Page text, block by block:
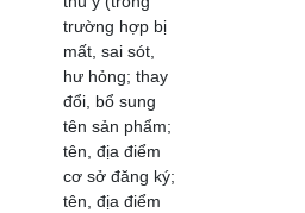
trường hợp bị
mất, sai sót,
hư hỏng; thay
đổi, bổ sung
tên sản phẩm;
tên, địa điểm
cơ sở đăng ký;
tên, địa điểm